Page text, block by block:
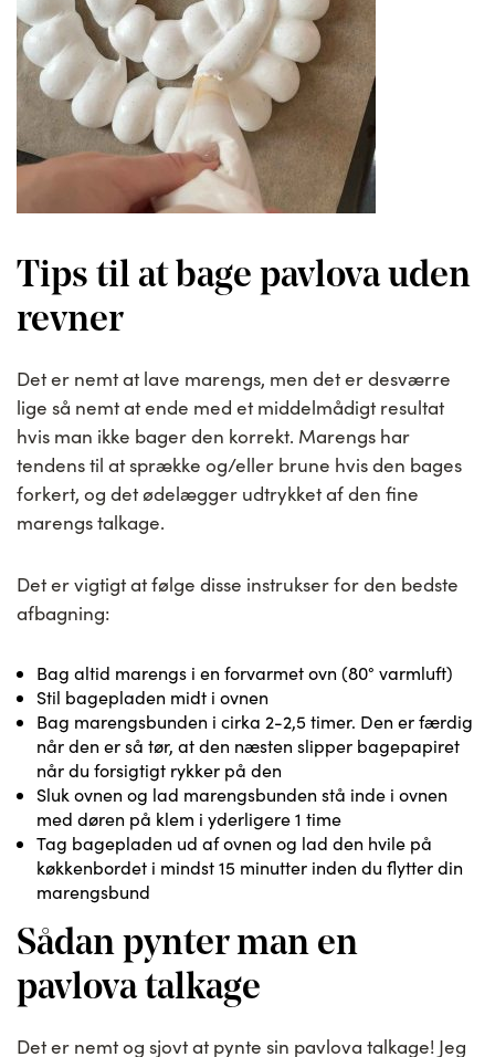
Tips til at bage pavlova uden
revner
Det er nemt at lave marengs, men det er desværre
lige så nemt at ende med et middelmådigt resultat
hvis man ikke bager den korrekt. Marengs har
tendens til at sprække og/eller brune hvis den bages
forkert, og det ødelægger udtrykket af den fine
marengs talkage.
Det er vigtigt at følge disse instrukser for den bedste
afbagning:
Bag altid marengs i en forvarmet ovn (80° varmluft)
Stil bagepladen midt i ovnen
Bag marengsbunden i cirka 2-2,5 timer. Den er færdig
når den er så tør, at den næsten slipper bagepapiret
når du forsigtigt rykker på den
Sluk ovnen og lad marengsbunden stå inde i ovnen
med døren på klem i yderligere 1 time
Tag bagepladen ud af ovnen og lad den hvile på
køkkenbordet i mindst 15 minutter inden du flytter din
marengsbund
Sådan pynter man en
pavlova talkage
Det er nemt og sjovt at pynte sin pavlova talkage! Jeg